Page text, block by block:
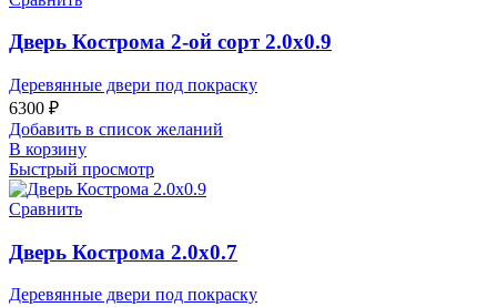
Дверь Кострома 2-ой сорт 2.0х0.9
Деревянные двери под покраску
6300 ₽
Добавить в список желаний
В корзину
Быстрый просмотр
Сравнить
Дверь Кострома 2.0х0.7
Деревянные двери под покраску